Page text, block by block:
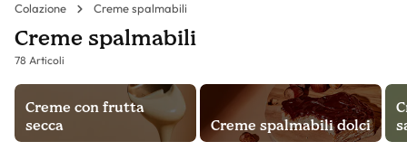
Colazione Creme spalmabili
Creme spalmabili
78 Articoli
Creme con frutta
secca
Creme spalmabili dolci